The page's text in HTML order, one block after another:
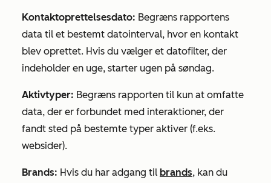
Kontaktoprettelsesdato: Begræns rapportens
data til et bestemt datointerval, hvor en kontakt
blev oprettet. Hvis du vælger et datofilter, der
indeholder en uge, starter ugen på søndag.
Aktivtyper: Begræns rapporten til kun at omfatte
data, der er forbundet med interaktioner, der
fandt sted på bestemte typer aktiver (f.eks.
websider).
Brands: Hvis du har adgang til brands, kan du